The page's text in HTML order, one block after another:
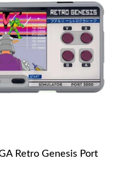
Retro Genesis Port